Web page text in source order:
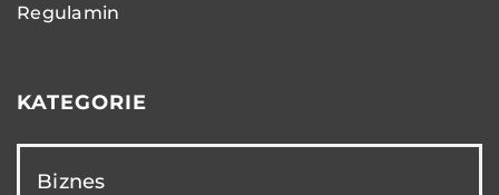
Regulamin
KATEGORIE
Biznes